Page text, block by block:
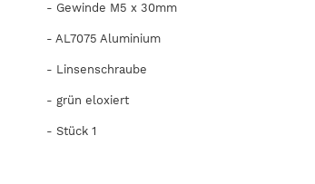
- Gewinde M5 x 30mm
- AL7075 Aluminium
- Linsenschraube
- grün eloxiert
- Stück 1